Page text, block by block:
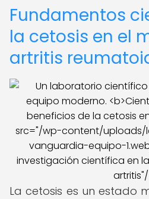
Fundamentos
la cetosis en el
artritis
src="/wp-content/
vanguardia-equipo-
investigación científica en
La cetosis es un estado